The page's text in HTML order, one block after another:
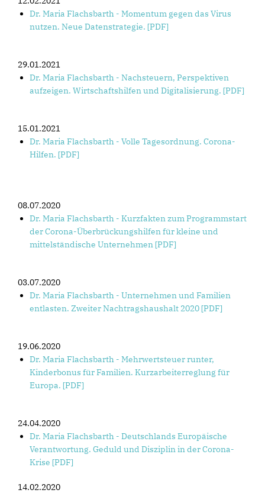
Dr. Maria Flachsbarth - Momentum gegen das Virus
nutzen. Neue Datenstrategie. [PDF]
29.01.2021
Dr. Maria Flachsbarth - Nachsteuern, Perspektiven
aufzeigen. Wirtschaftshilfen und Digitalisierung. [PDF]
15.01.2021
Dr. Maria Flachsbarth - Volle Tagesordnung. Corona-
Hilfen. [PDF]
08.07.2020
Dr. Maria Flachsbarth - Kurzfakten zum Programmstart
der Corona-Überbrückungshilfen für kleine und
mittelständische Unternehmen [PDF]
03.07.2020
Dr. Maria Flachsbarth - Unternehmen und Familien
entlasten. Zweiter Nachtragshaushalt 2020 [PDF]
19.06.2020
Dr. Maria Flachsbarth - Mehrwertsteuer runter,
Kinderbonus für Familien. Kurzarbeiterreglung für
Europa. [PDF]
24.04.2020
Dr. Maria Flachsbarth - Deutschlands Europäische
Verantwortung. Geduld und Disziplin in der Corona-
Krise [PDF]
14.02.2020